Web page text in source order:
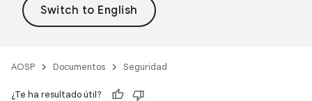
AOSP Documentos Seguridad
¿Te ha resultado útil?